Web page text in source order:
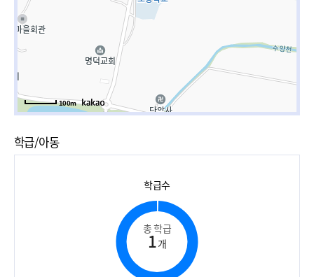
100m
학급/아동
학급수
총 학급
1개